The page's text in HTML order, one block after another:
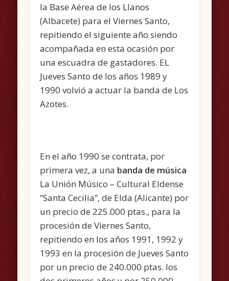
la Base Aérea de los Llanos
(Albacete) para el Viernes Santo,
repitiendo el siguiente año siendo
acompañada en esta ocasión por
una escuadra de gastadores. EL
Jueves Santo de los años 1989 y
1990 volvió a actuar la banda de Los
Azotes.
En el año 1990 se contrata, por
primera vez, a una banda de música
La Unión Músico – Cultural Eldense
“Santa Cecilia”, de Elda (Alicante) por
un precio de 225.000 ptas., para la
procesión de Viernes Santo,
repitiendo en los años 1991, 1992 y
1993 en la procesión de Jueves Santo
por un precio de 240.000 ptas. los